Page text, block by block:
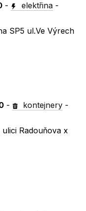
- elektřina -
SP5 ul.Ve Výrech
- kontejnery -
Radouňova x